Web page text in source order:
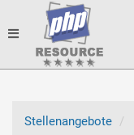
Toggle
Stellenangebote